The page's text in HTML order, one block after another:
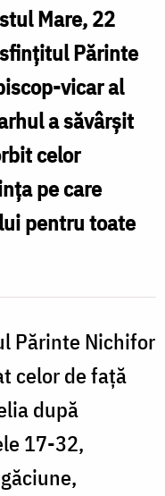
Mare, 22
Părinte
vicar al
a săvârșit
celor
pe care
pentru toate
Părinte Nichifor
celor de față
după
17-32,